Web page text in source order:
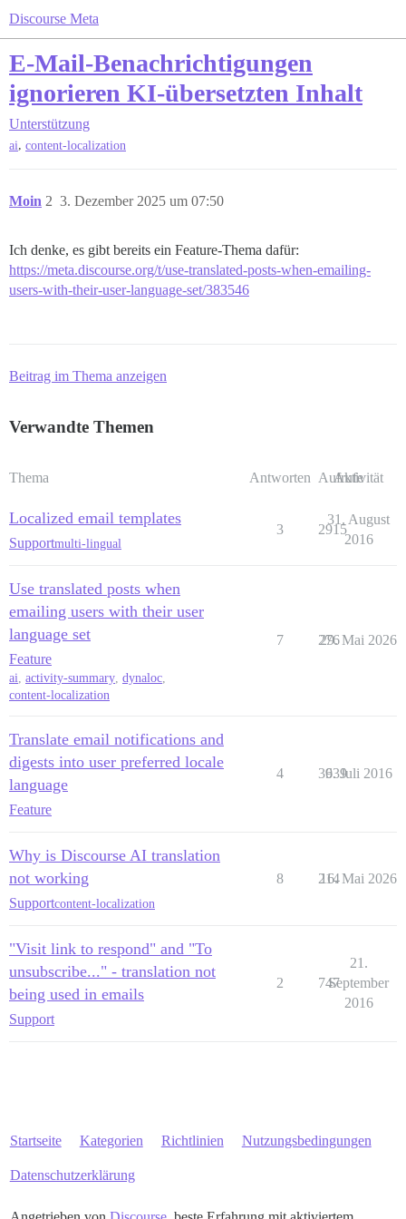
Discourse Meta
E-Mail-Benachrichtigungen
ignorieren KI-übersetzten Inhalt
Unterstützung
ai, content-localization
Moin 3. Dezember 2025 um 07:50
2
Ich denke, es gibt bereits ein Feature-Thema dafür:
https://meta.discourse.org/t/use-translated-posts-when-emailing-
users-with-their-user-language-set/383546
Beitrag im Thema anzeigen
Verwandte Themen
Thema Antworten Aufrufe
Aktivität
Localized email templates
Supportmulti-lingual
3 2915
31. August
2016
Use translated posts when
emailing users with their user
language set
Feature
ai, activity-summary, dynaloc,
content-localization
7 276
29. Mai 2026
Translate email notifications and
digests into user preferred locale
language
Feature
4 3939
6. Juli 2016
Why is Discourse AI translation
not working
Supportcontent-localization
8 214
16. Mai 2026
"Visit link to respond" and "To
unsubscribe..." - translation not
being used in emails
Support
2 747
21.
September
2016
Startseite Kategorien Richtlinien Nutzungsbedingungen
Datenschutzerklärung